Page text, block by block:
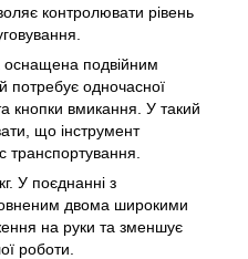
контролювати рівень
оснащена подвійним
потребує одночасної
кнопки вмикання. У такий
що інструмент
транспортування.
У поєднанні з
двома широкими
на руки та зменшує
роботи.